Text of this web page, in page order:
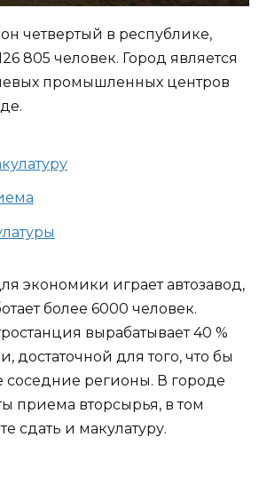
четвертый в республике,
805 человек. Город является
промышленных центров
экономики играет автозавод,
более 6000 человек.
вырабатывает 40 %
достаточной для того, что бы
соседние регионы. В городе
приема вторсырья, в том
сдать и макулатуру.